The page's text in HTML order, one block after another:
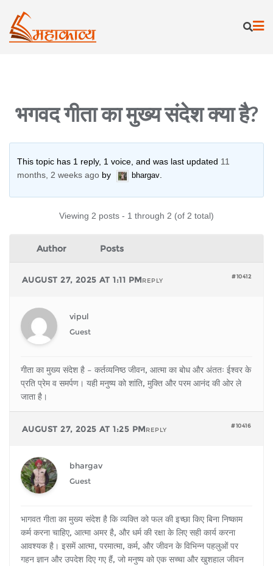
content
भगवद गीता का मुख्य संदेश क्या है?
This topic has 1 reply, 1 voice, and was last updated 11
months, 2 weeks ago by bhargav.
Viewing 2 posts - 1 through 2 (of 2 total)
Author Posts
AUGUST 27, 2025 AT 1:11 PM #10412
REPLY
vipul
Guest
गीता का मुख्य संदेश है – कर्तव्यनिष्ठ जीवन, आत्मा का बोध और अंततः ईश्वर के
प्रति प्रेम व समर्पण। यही मनुष्य को शांति, मुक्ति और परम आनंद की ओर ले
जाता है।
AUGUST 27, 2025 AT 1:25 PM #10416
REPLY
bhargav
Guest
भागवत गीता का मुख्य संदेश है कि व्यक्ति को फल की इच्छा किए बिना निष्काम
कर्म करना चाहिए, आत्मा अमर है, और धर्म की रक्षा के लिए सही कार्य करना
आवश्यक है। इसमें आत्मा, परमात्मा, कर्म, और जीवन के विभिन्न पहलुओं पर
गहन ज्ञान और उपदेश दिए गए हैं, जो मनुष्य को एक सच्चा और खुशहाल जीवन